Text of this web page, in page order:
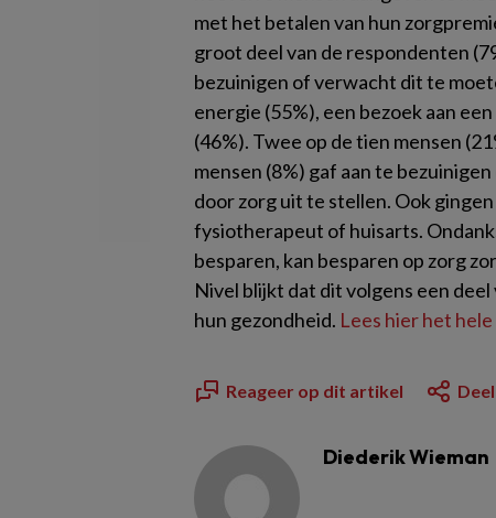
met het betalen van hun
groot deel van de respondenten
bezuinigen of verwacht dit te
energie (55%), een bezoek aan
(46%). Twee op de tien mensen
mensen (8%) gaf aan te
door zorg uit te stellen. Ook
fysiotherapeut of huisarts.
besparen, kan besparen op zorg
Nivel blijkt dat dit volgens een
hun gezondheid. Lees hier het
Reageer op dit artikel
Diederik Wieman